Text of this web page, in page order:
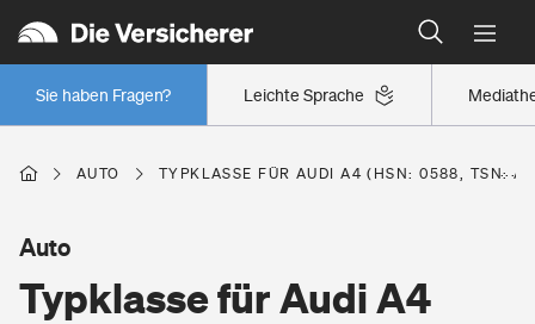
Leichte Sprache
Sie haben Fragen?
Wer versichert was: Jetzt Versicherer finden
Regionalklassen: So ist Ihre Region eingestuft
Wer versichert was: Jetzt Versicherer finden
Berufsunfähigkeitsversicherung
AUTO TYPKLASSE FÜR AUDI A4 (HSN: 0588, TSN:
Typklasse für Audi A4
Auto